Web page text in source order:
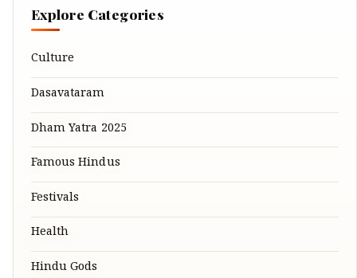
Explore Categories
Culture
Dasavataram
Dham Yatra 2025
Famous Hindus
Festivals
Health
Hindu Gods